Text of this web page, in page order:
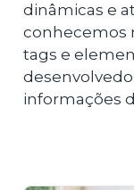
dinâmicas e
conhecemos
tags e
informações